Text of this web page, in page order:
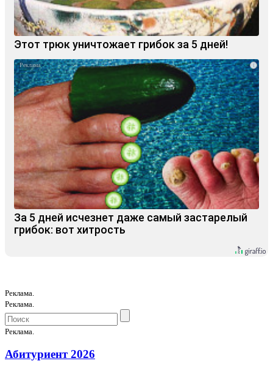
Этот трюк уничтожает грибок за 5 дней!
i
За 5 дней исчезнет даже самый застарелый
грибок: вот хитрость
Реклама.
Реклама.
Реклама.
Абитуриент 2026